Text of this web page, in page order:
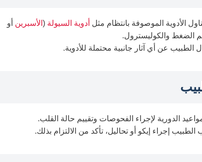
الأدوية الموصوفة بانتظام مثل أدوية السيولة (الأسبرين أو
الضغط والكوليسترول.
عن أي آثار جانبية محتملة للأدوية.
الدورية لإجراء الفحوصات وتقييم حالة القلب.
الطبيب إجراء إيكو أو تحاليل، تأكد من الالتزام بذلك.